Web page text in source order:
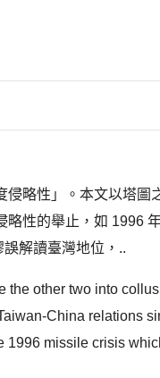
侵略性」。本文以塔圖
性的舉止，如 1996
解讀臺灣地位，..
the other two into
China relations
1996 missile crisis